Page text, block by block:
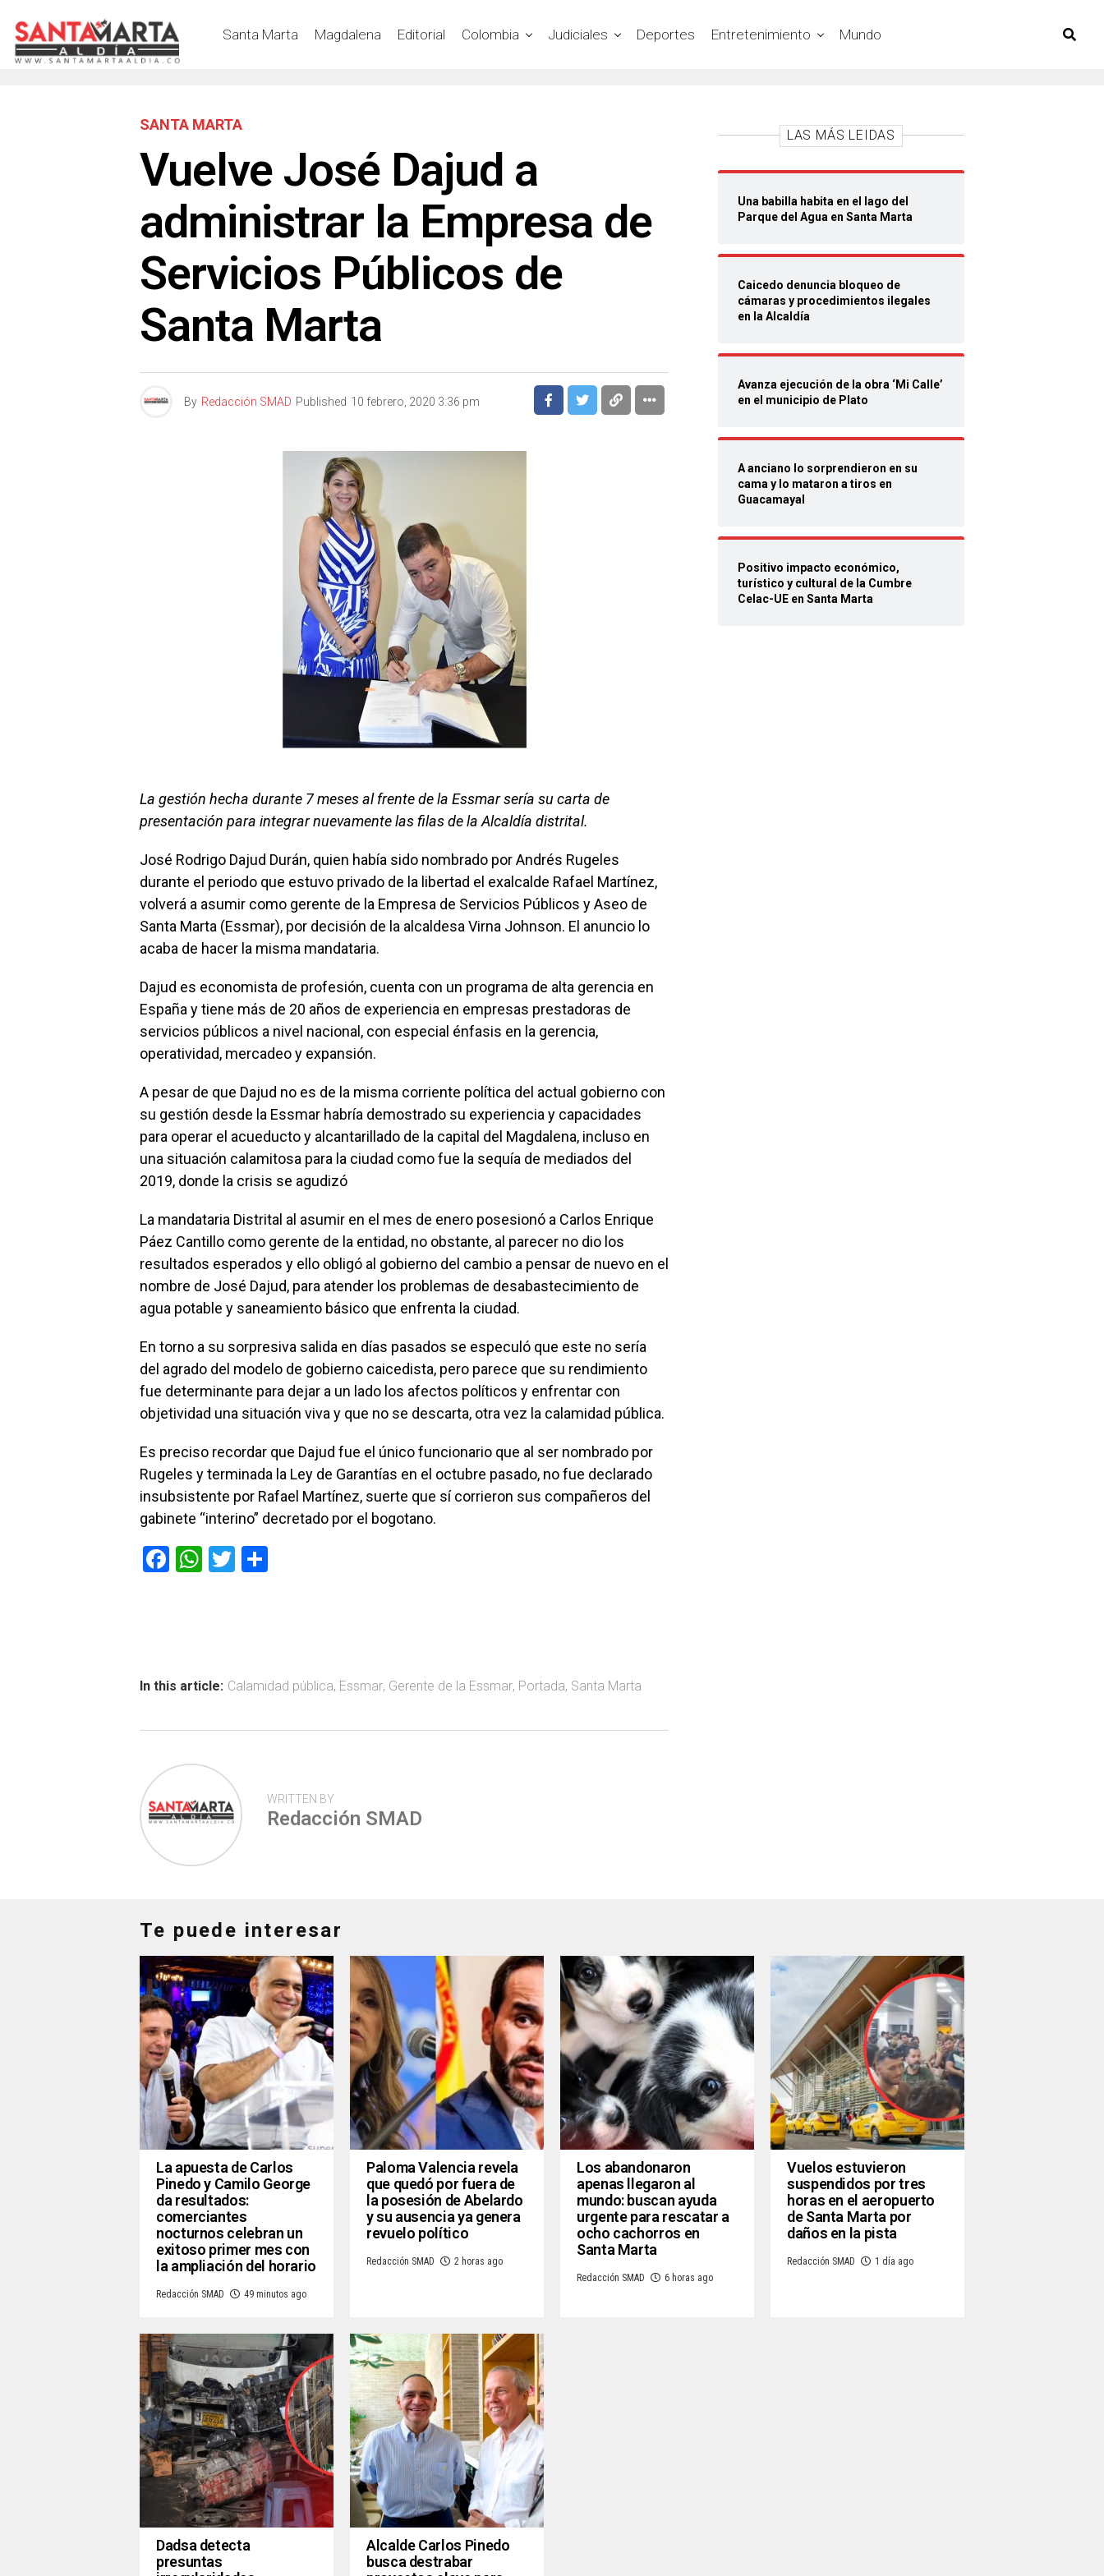
Santa Marta Magdalena Editorial Colombia Judiciales Deportes Entretenimiento Mundo
SANTA MARTA
Vuelve José Dajud a
administrar la Empresa de
Servicios Públicos de
Santa Marta
By Redacción SMAD Published 10 febrero, 2020 3:36 pm
La gestión hecha durante 7 meses al frente de la Essmar sería su carta de
presentación para integrar nuevamente las filas de la Alcaldía distrital.
José Rodrigo Dajud Durán, quien había sido nombrado por Andrés Rugeles
durante el periodo que estuvo privado de la libertad el exalcalde Rafael Martínez,
volverá a asumir como gerente de la Empresa de Servicios Públicos y Aseo de
Santa Marta (Essmar), por decisión de la alcaldesa Virna Johnson. El anuncio lo
acaba de hacer la misma mandataria.
Dajud es economista de profesión, cuenta con un programa de alta gerencia en
España y tiene más de 20 años de experiencia en empresas prestadoras de
servicios públicos a nivel nacional, con especial énfasis en la gerencia,
operatividad, mercadeo y expansión.
A pesar de que Dajud no es de la misma corriente política del actual gobierno con
su gestión desde la Essmar habría demostrado su experiencia y capacidades
para operar el acueducto y alcantarillado de la capital del Magdalena, incluso en
una situación calamitosa para la ciudad como fue la sequía de mediados del
2019, donde la crisis se agudizó
La mandataria Distrital al asumir en el mes de enero posesionó a Carlos Enrique
Páez Cantillo como gerente de la entidad, no obstante, al parecer no dio los
resultados esperados y ello obligó al gobierno del cambio a pensar de nuevo en el
nombre de José Dajud, para atender los problemas de desabastecimiento de
agua potable y saneamiento básico que enfrenta la ciudad.
En torno a su sorpresiva salida en días pasados se especuló que este no sería
del agrado del modelo de gobierno caicedista, pero parece que su rendimiento
fue determinante para dejar a un lado los afectos políticos y enfrentar con
objetividad una situación viva y que no se descarta, otra vez la calamidad pública.
Es preciso recordar que Dajud fue el único funcionario que al ser nombrado por
Rugeles y terminada la Ley de Garantías en el octubre pasado, no fue declarado
insubsistente por Rafael Martínez, suerte que sí corrieron sus compañeros del
gabinete “interino” decretado por el bogotano.
F
ok
W
p
T
tir
In this article: Calamidad pública, Essmar, Gerente de la Essmar, Portada, Santa Marta
WRITTEN BY
Redacción SMAD
LAS MÁS LEIDAS
Una babilla habita en el lago del
Parque del Agua en Santa Marta
Caicedo denuncia bloqueo de
cámaras y procedimientos ilegales
en la Alcaldía
Avanza ejecución de la obra ‘Mi Calle’
en el municipio de Plato
A anciano lo sorprendieron en su
cama y lo mataron a tiros en
Guacamayal
Positivo impacto económico,
turístico y cultural de la Cumbre
Celac-UE en Santa Marta
Te puede interesar
La apuesta de Carlos
Pinedo y Camilo George
da resultados:
comerciantes
nocturnos celebran un
exitoso primer mes con
la ampliación del horario
Redacción SMAD 49 minutos ago
Paloma Valencia revela
que quedó por fuera de
la posesión de Abelardo
y su ausencia ya genera
revuelo político
Redacción SMAD 2 horas ago
Los abandonaron
apenas llegaron al
mundo: buscan ayuda
urgente para rescatar a
ocho cachorros en
Santa Marta
Redacción SMAD 6 horas ago
Vuelos estuvieron
suspendidos por tres
horas en el aeropuerto
de Santa Marta por
daños en la pista
Redacción SMAD 1 día ago
Dadsa detecta
presuntas
Alcalde Carlos Pinedo
busca destrabar